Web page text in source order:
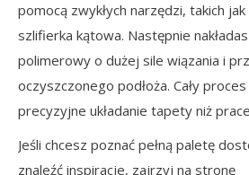
pomocą zwykłych narzędzi, takich
szlifierka kątowa. Następnie
polimerowy o dużej sile wiązania i
oczyszczonego podłoża. Cały
precyzyjne układanie tapety niż
Jeśli chcesz poznać pełną paletę
znaleźć inspiracje, zajrzyj na stronę